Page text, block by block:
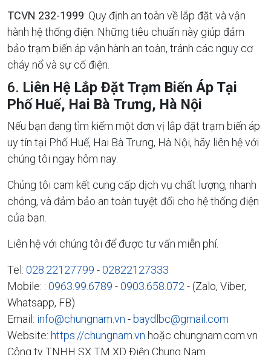
TCVN 232-1999: Quy định an toàn về lắp đặt và vận
hành hệ thống điện. Những tiêu chuẩn này giúp đảm
bảo trạm biến áp vận hành an toàn, tránh các nguy cơ
cháy nổ và sự cố điện.
6. Liên Hệ Lắp Đặt Trạm Biến Áp Tại
Phố Huế, Hai Bà Trưng, Hà Nội
Nếu bạn đang tìm kiếm một đơn vị lắp đặt trạm biến áp
uy tín tại Phố Huế, Hai Bà Trưng, Hà Nội, hãy liên hệ với
chúng tôi ngay hôm nay.
Chúng tôi cam kết cung cấp dịch vụ chất lượng, nhanh
chóng, và đảm bảo an toàn tuyệt đối cho hệ thống điện
của bạn.
Liên hệ với chúng tôi để được tư vấn miễn phí.
Tel: 028.22127799 -02822127333
Mobile: : 0963.99.6789 -0903.658.072 - (Zalo, Viber,
Whatsapp, FB)
Email: info@chungnam.vn -baydlbc@gmail.com
Website: https://chungnam.vn hoặc chungnam.com.vn
Công ty TNHH SX TM XD Điện Chung Nam